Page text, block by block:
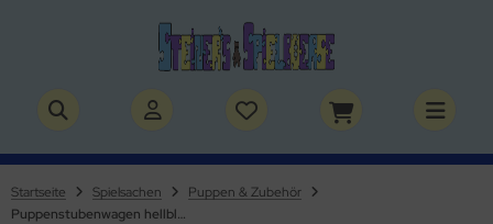
Startseite Spielsachen
Puppen & Zubehör
Puppenstubenwagen hellblau mit Vorhang und Räder